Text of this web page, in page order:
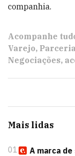
companhia.
Acompanhe
Varejo
Negociações
Mais lidas
01
A marca